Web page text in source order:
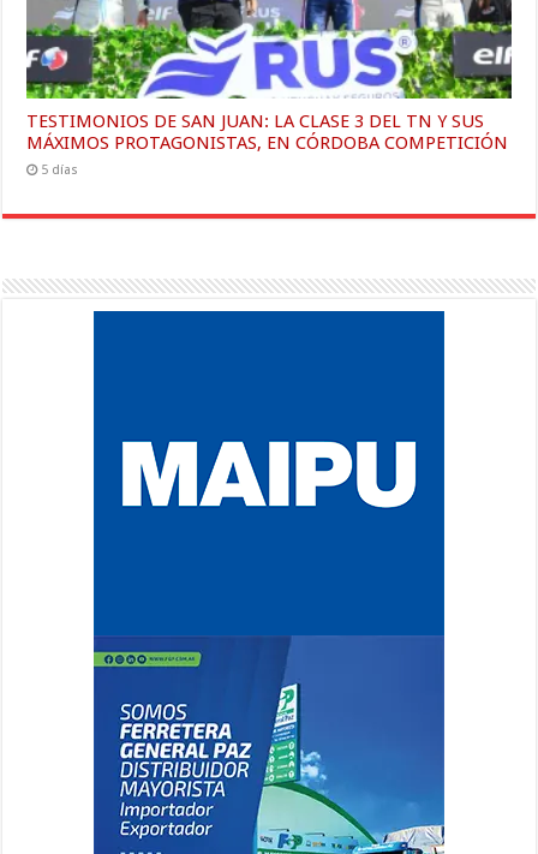
TESTIMONIOS DE SAN JUAN: LA CLASE 3 DEL TN Y SUS
MÁXIMOS PROTAGONISTAS, EN CÓRDOBA COMPETICIÓN
5 días